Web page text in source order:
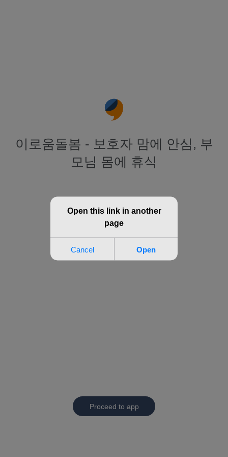
이로움돌봄 - 보호자 맘에 안심, 부
모님 몸에 휴식
Proceed to app